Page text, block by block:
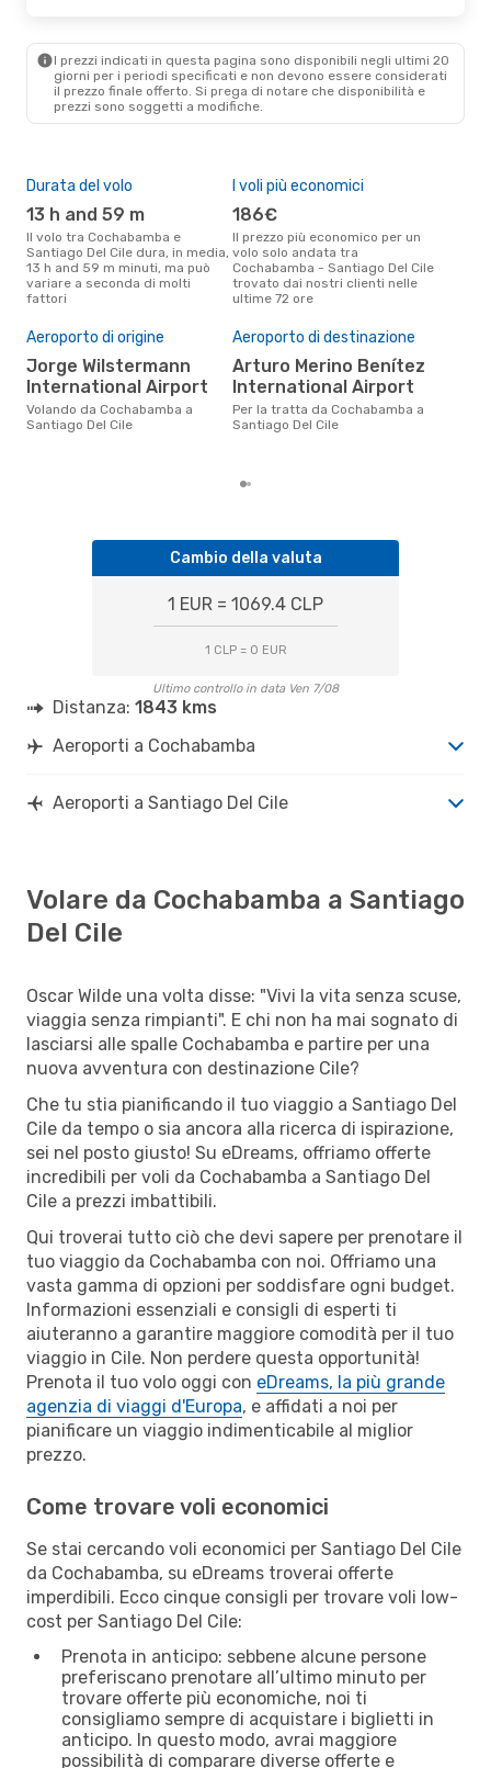
I prezzi indicati in questa pagina sono disponibili negli ultimi 20
giorni per i periodi specificati e non devono essere considerati
il ​​prezzo finale offerto. Si prega di notare che disponibilità e
prezzi sono soggetti a modifiche.
Durata del volo
13 h and 59 m
Il volo tra Cochabamba e
Santiago Del Cile dura, in media,
13 h and 59 m minuti, ma può
variare a seconda di molti
fattori
I voli più economici
186€
Il prezzo più economico per un
volo solo andata tra
Cochabamba - Santiago Del Cile
trovato dai nostri clienti nelle
ultime 72 ore
Aeroporto di origine
Jorge Wilstermann
International Airport
Volando da Cochabamba a
Santiago Del Cile
Aeroporto di destinazione
Arturo Merino Benítez
International Airport
Per la tratta da Cochabamba a
Santiago Del Cile
Cambio della valuta
1 EUR = 1069.4 CLP
1 CLP = 0 EUR
Ultimo controllo in data Ven 7/08
Distanza: 1843 kms
Aeroporti a Cochabamba
Aeroporti a Santiago Del Cile
Volare da Cochabamba a Santiago
Del Cile
Oscar Wilde una volta disse: "Vivi la vita senza scuse,
viaggia senza rimpianti". E chi non ha mai sognato di
lasciarsi alle spalle Cochabamba e partire per una
nuova avventura con destinazione Cile?
Che tu stia pianificando il tuo viaggio a Santiago Del
Cile da tempo o sia ancora alla ricerca di ispirazione,
sei nel posto giusto! Su eDreams, offriamo offerte
incredibili per voli da Cochabamba a Santiago Del
Cile a prezzi imbattibili.
Qui troverai tutto ciò che devi sapere per prenotare il
tuo viaggio da Cochabamba con noi. Offriamo una
vasta gamma di opzioni per soddisfare ogni budget.
Informazioni essenziali e consigli di esperti ti
aiuteranno a garantire maggiore comodità per il tuo
viaggio in Cile. Non perdere questa opportunità!
Prenota il tuo volo oggi con eDreams, la più grande
agenzia di viaggi d'Europa, e affidati a noi per
pianificare un viaggio indimenticabile al miglior
prezzo.
Come trovare voli economici
Se stai cercando voli economici per Santiago Del Cile
da Cochabamba, su eDreams troverai offerte
imperdibili. Ecco cinque consigli per trovare voli low-
cost per Santiago Del Cile:
Prenota in anticipo: sebbene alcune persone
preferiscano prenotare all’ultimo minuto per
trovare offerte più economiche, noi ti
consigliamo sempre di acquistare i biglietti in
anticipo. In questo modo, avrai maggiore
possibilità di comparare diverse offerte e